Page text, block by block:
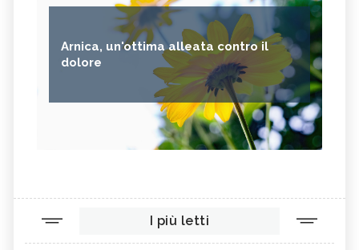
Arnica, un'ottima alleata contro il
dolore
I più letti